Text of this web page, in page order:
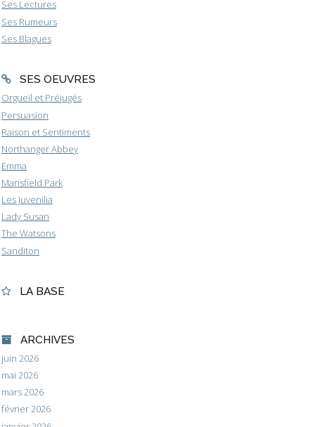
Ses Lectures
Ses Rumeurs
Ses Blagues
SES OEUVRES
Orgueil et Préjugés
Persuasion
Raison et Sentiments
Northanger Abbey
Emma
Mansfield Park
Les Juvenilia
Lady Susan
The Watsons
Sanditon
LA BASE
ARCHIVES
juin 2026
mai 2026
mars 2026
février 2026